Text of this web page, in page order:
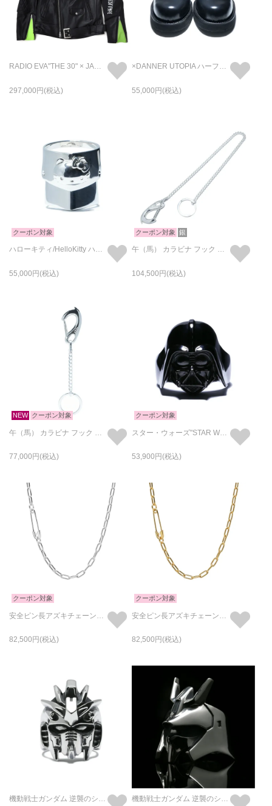
RADIO EVA"THE 30" × JAM HOME MADE レザーライダースジャケット"MONSTAR"
297,000
×DANNER UTOPIA ハーフポストマンシューズ
55,000
クーポン対象
ハローキティ/HelloKitty ハーフアーマーリング / 指輪
55,000
クーポン対象 銀
午（馬） カラビナ フック ウォレットチェーン - The Zodiac sign for 2026
104,500
NEW クーポン対象
77,000
クーポン対象
53,900
クーポン対象
82,500
クーポン対象
82,500